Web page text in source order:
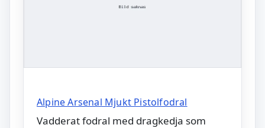
Alpine Arsenal Mjukt Pistolfodral
Vadderat fodral med dragkedja som